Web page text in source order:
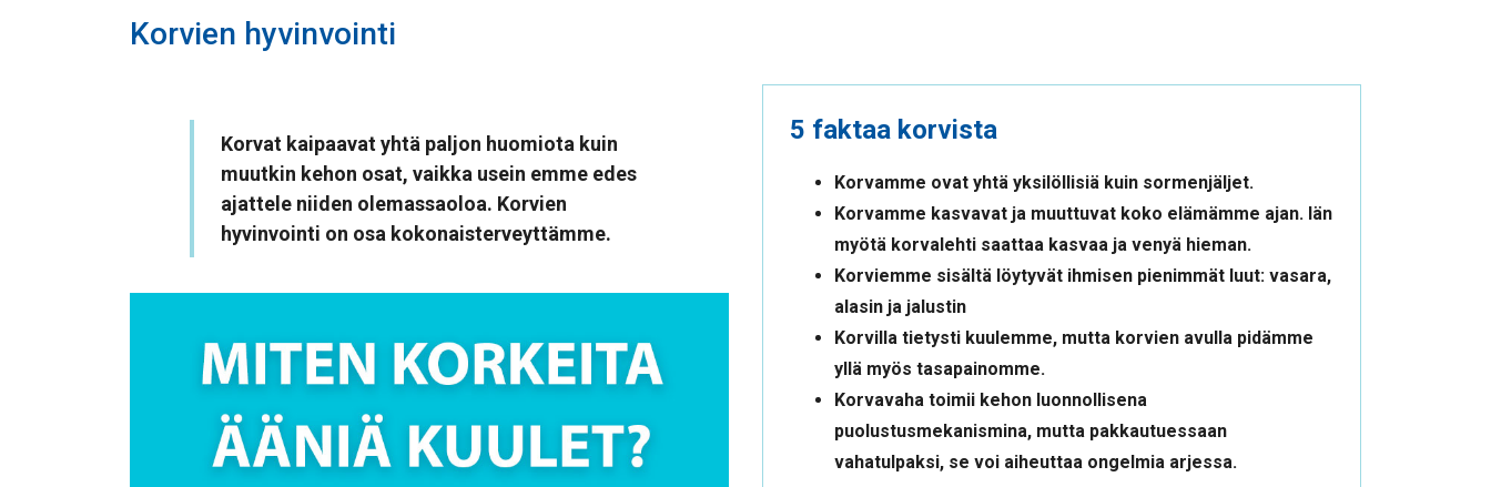
Korvien hyvinvointi
Korvat kaipaavat yhtä paljon huomiota kuin
muutkin kehon osat, vaikka usein emme edes
ajattele niiden olemassaoloa. Korvien
hyvinvointi on osa kokonaisterveyttämme.
5 faktaa korvista
Korvamme ovat yhtä yksilöllisiä kuin sormenjäljet.
Korvamme kasvavat ja muuttuvat koko elämämme ajan. Iän
myötä korvalehti saattaa kasvaa ja venyä hieman.
Korviemme sisältä löytyvät ihmisen pienimmät luut: vasara,
alasin ja jalustin
Korvilla tietysti kuulemme, mutta korvien avulla pidämme
yllä myös tasapainomme.
Korvavaha toimii kehon luonnollisena
puolustusmekanismina, mutta pakkautuessaan
vahatulpaksi, se voi aiheuttaa ongelmia arjessa.